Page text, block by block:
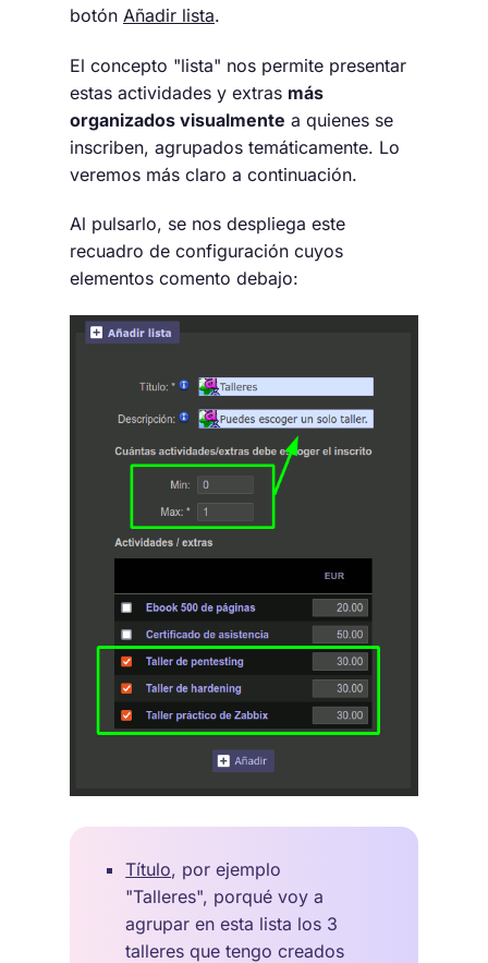
botón Añadir lista.
El concepto "lista" nos permite presentar
estas actividades y extras más
organizados visualmente a quienes se
inscriben, agrupados temáticamente. Lo
veremos más claro a continuación.
Al pulsarlo, se nos despliega este
recuadro de configuración cuyos
elementos comento debajo:
Título, por ejemplo
"Talleres", porqué voy a
agrupar en esta lista los 3
talleres que tengo creados